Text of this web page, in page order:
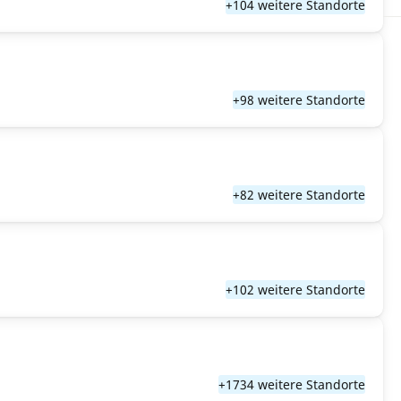
+104 weitere Standorte
+98 weitere Standorte
+82 weitere Standorte
+102 weitere Standorte
+1734 weitere Standorte